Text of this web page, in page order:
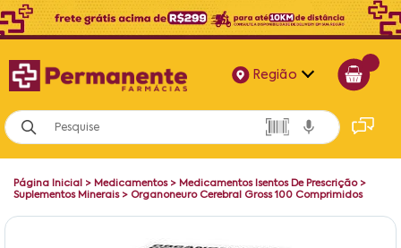
Região
Alagoas
Bahia
Paraíba
Página Inicial > Medicamentos> Medicamentos Isentos De Prescrição>
Suplementos Minerais> Organoneuro Cerebral Gross 100 Comprimidos